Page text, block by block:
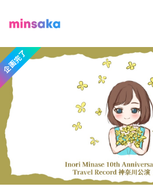
企画完了